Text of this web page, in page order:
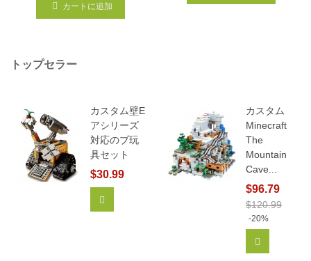
カートに追加
トップセラー
カスタム壁E
アシリーズ
対応のブ玩
具セット
$30.99
カスタム
Minecraft
The
Mountain
Cave...
$96.79
$120.99
-20%